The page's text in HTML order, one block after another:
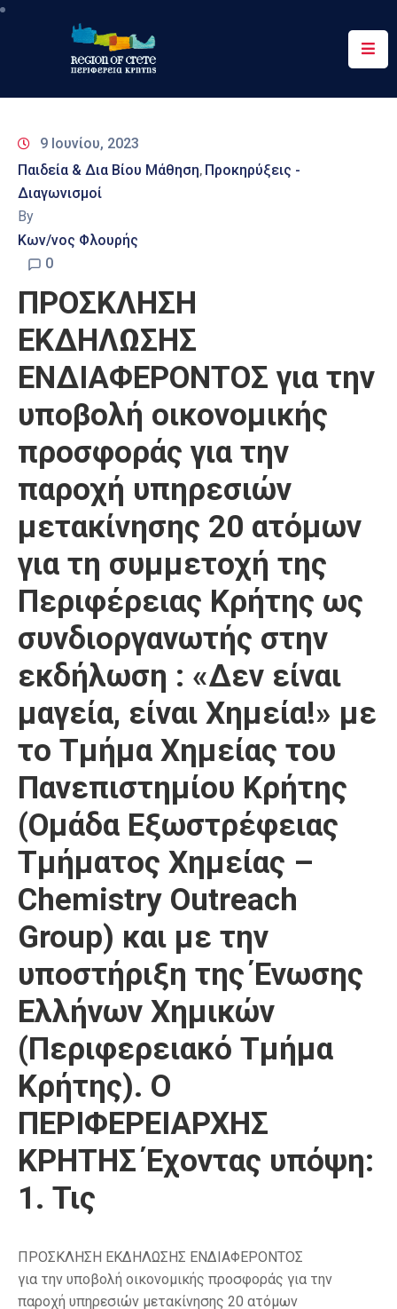
Περιφέρεια
&
Δράσεις
Ψηφιακές
Υπηρεσίες
Επικοινωνία
9 Ιουνίου, 2023
Παιδεία & Δια Βίου Μάθηση‚ Προκηρύξεις -
Διαγωνισμοί
By
Κων/νος Φλουρής
0
ΠΡΟΣΚΛΗΣΗ
ΕΚΔΗΛΩΣΗΣ
ΕΝΔΙΑΦΕΡΟΝΤΟΣ για την
υποβολή οικονομικής
προσφοράς για την
παροχή υπηρεσιών
μετακίνησης 20 ατόμων
για τη συμμετοχή της
Περιφέρειας Κρήτης ως
συνδιοργανωτής στην
εκδήλωση : «Δεν είναι
μαγεία, είναι Χημεία!» με
το Τμήμα Χημείας του
Πανεπιστημίου Κρήτης
(Ομάδα Εξωστρέφειας
Τμήματος Χημείας –
Chemistry Outreach
Group) και με την
υποστήριξη της Ένωσης
Ελλήνων Χημικών
(Περιφερειακό Τμήμα
Κρήτης). Ο
ΠΕΡΙΦΕΡΕΙΑΡΧΗΣ
ΚΡΗΤΗΣ Έχοντας υπόψη:
1. Τις
ΠΡΟΣΚΛΗΣΗ ΕΚΔΗΛΩΣΗΣ ΕΝΔΙΑΦΕΡΟΝΤΟΣ
για την υποβολή οικονομικής προσφοράς για την
παροχή υπηρεσιών μετακίνησης 20 ατόμων